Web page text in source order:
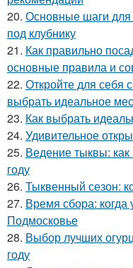
20. Основные шаги для
под клубнику
21. Как правильно
основные правила и
22. Откройте для себя
выбрать идеальное
23. Как выбрать
24. Удивительное
25. Ведение тыквы: как
году
26. Тыквенный сезон:
27. Время сбора: когда
Подмосковье
28. Выбор лучших
году